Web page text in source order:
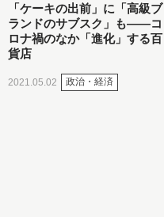
「ケーキの出前」に「高級ブ
ランドのサブスク」も――コ
ロナ禍のなか「進化」する百
貨店
2021.05.02 政治・経済